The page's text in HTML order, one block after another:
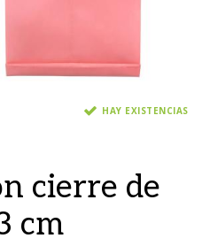
HAY EXISTENCIAS
cierre de
cm